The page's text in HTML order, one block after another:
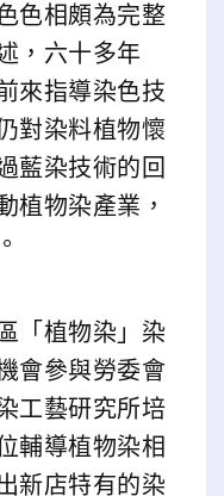
色相頗為完整
，六十多年
來指導染色技
對染料植物懷
藍染技術的回
植物染產業，
「植物染」染
會參與勞委會
工藝研究所培
輔導植物染相
新店特有的染